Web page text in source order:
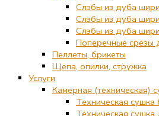
Слэбы из дуба
Слэбы из дуба
Слэбы из дуба
Поперечные срезы
Пеллеты, брикеты
Щепа, опилки, стружка
Услуги
Камерная (техническая)
Техническая сушка
Техническая сушка